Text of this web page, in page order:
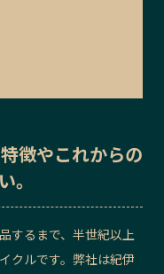
徴やこれからの
。
するまで、半世紀以上
クルです。弊社は紀伊